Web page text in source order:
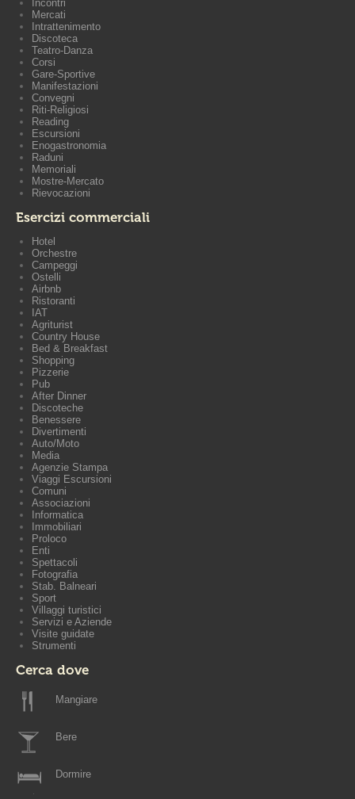
Incontri
Mercati
Intrattenimento
Discoteca
Teatro-Danza
Corsi
Gare-Sportive
Manifestazioni
Convegni
Riti-Religiosi
Reading
Escursioni
Enogastronomia
Raduni
Memoriali
Mostre-Mercato
Rievocazioni
Esercizi commerciali
Hotel
Orchestre
Campeggi
Ostelli
Airbnb
Ristoranti
IAT
Agriturist
Country House
Bed & Breakfast
Shopping
Pizzerie
Pub
After Dinner
Discoteche
Benessere
Divertimenti
Auto/Moto
Media
Agenzie Stampa
Viaggi Escursioni
Comuni
Associazioni
Informatica
Immobiliari
Proloco
Enti
Spettacoli
Fotografia
Stab. Balneari
Sport
Villaggi turistici
Servizi e Aziende
Visite guidate
Strumenti
Cerca dove
Mangiare
Bere
Dormire